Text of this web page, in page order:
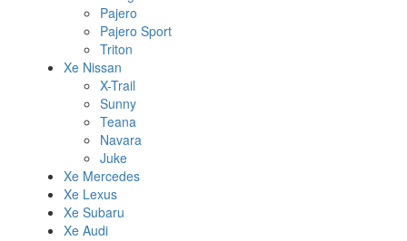
Pajero
Pajero Sport
Triton
Xe Nissan
X-Trail
Sunny
Teana
Navara
Juke
Xe Mercedes
Xe Lexus
Xe Subaru
Xe Audi